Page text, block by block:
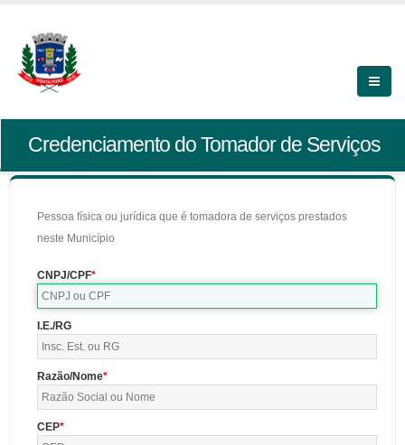
Credenciamento do Tomador de Serviços
Pessoa física ou jurídica que é tomadora de serviços prestados
neste Município
CNPJ/CPF
I.E./RG
Razão/Nome
CEP